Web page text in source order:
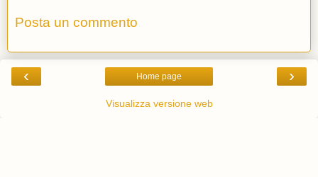
Posta un commento
‹ ›
Home page
Visualizza versione web